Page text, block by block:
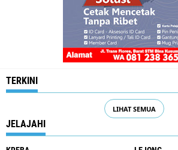
TERKINI
LIHAT SEMUA
JELAJAHI